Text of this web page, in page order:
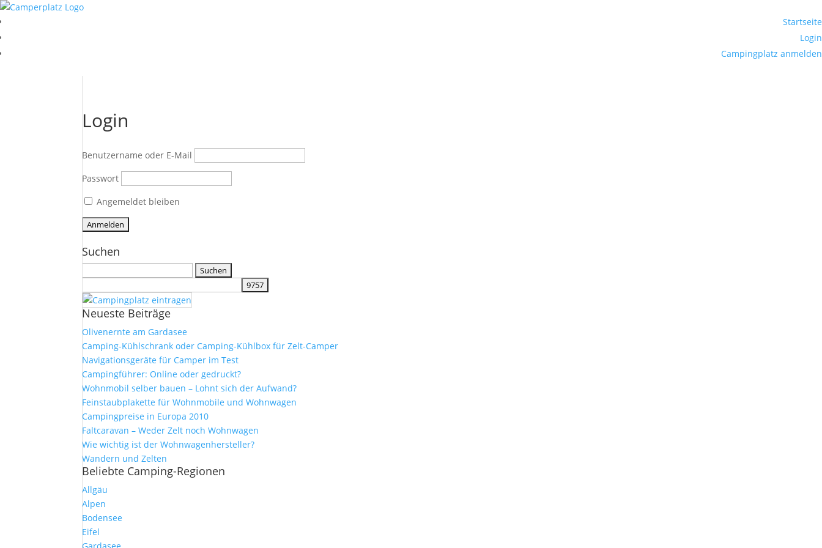
Startseite
Login
Campingplatz anmelden
Login
Benutzername oder E-Mail
Passwort
Angemeldet bleiben
Suchen
Neueste Beiträge
Olivenernte am Gardasee
Camping-Kühlschrank oder Camping-Kühlbox für Zelt-Camper
Navigationsgeräte für Camper im Test
Campingführer: Online oder gedruckt?
Wohnmobil selber bauen – Lohnt sich der Aufwand?
Feinstaubplakette für Wohnmobile und Wohnwagen
Campingpreise in Europa 2010
Faltcaravan – Weder Zelt noch Wohnwagen
Wie wichtig ist der Wohnwagenhersteller?
Wandern und Zelten
Beliebte Camping-Regionen
Allgäu
Alpen
Bodensee
Eifel